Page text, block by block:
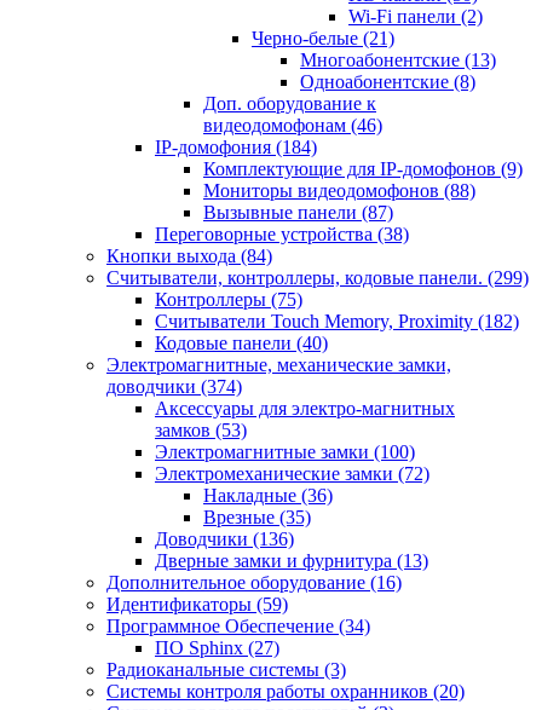
Wi-Fi панели (2)
Черно-белые (21)
Многоабонентские (13)
Одноабонентские (8)
Доп. оборудование к
видеодомофонам (46)
IP-домофония (184)
Комплектующие для IP-домофонов (9)
Мониторы видеодомофонов (88)
Вызывные панели (87)
Переговорные устройства (38)
Кнопки выхода (84)
Считыватели, контроллеры, кодовые панели. (299)
Контроллеры (75)
Считыватели Touch Memory, Proximity (182)
Кодовые панели (40)
Электромагнитные, механические замки,
доводчики (374)
Аксессуары для электро-магнитных
замков (53)
Электромагнитные замки (100)
Электромеханические замки (72)
Накладные (36)
Врезные (35)
Доводчики (136)
Дверные замки и фурнитура (13)
Дополнительное оборудование (16)
Идентификаторы (59)
Программное Обеспечение (34)
ПО Sphinx (27)
Радиоканальные системы (3)
Системы контроля работы охранников (20)